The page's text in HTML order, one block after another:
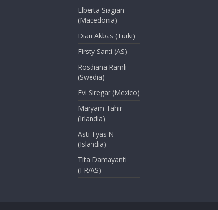
Elberta Siagian
(Macedonia)
Dian Akbas (Turki)
Firsty Santi (AS)
Rosdiana Ramli
(Swedia)
Evi Siregar (Mexico)
Maryam Tahir
(Irlandia)
Asti Tyas N
(Islandia)
Tita Damayanti
(FR/AS)